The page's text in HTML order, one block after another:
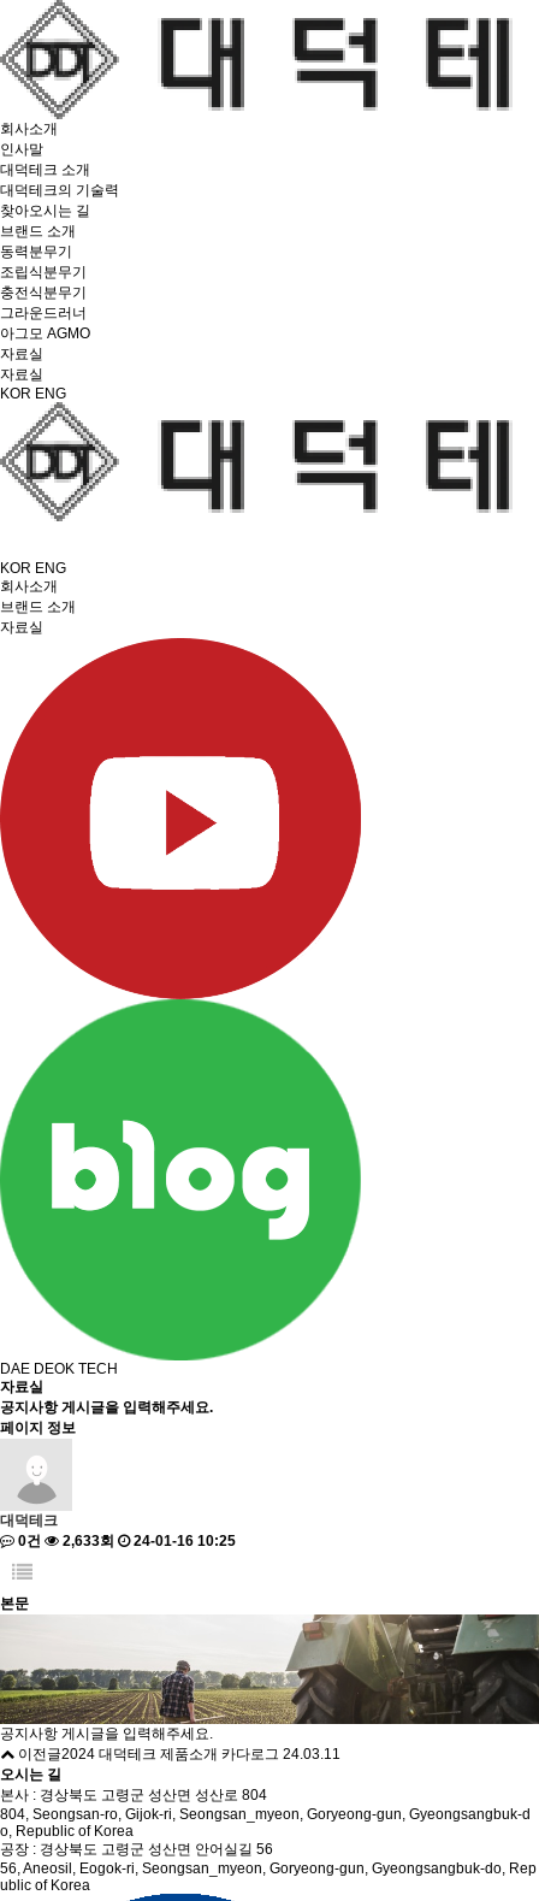
회사소개
인사말
대덕테크 소개
대덕테크의 기술력
찾아오시는 길
브랜드 소개
동력분무기
조립식분무기
충전식분무기
그라운드러너
아그모 AGMO
자료실
자료실
KOR ENG
KOR ENG
회사소개
브랜드 소개
자료실
DAE DEOK TECH
자료실
공지사항 게시글을 입력해주세요.
페이지 정보
대덕테크
0건
2,633회 24-01-16 10:25
본문
공지사항 게시글을 입력해주세요.
이전글2024 대덕테크 제품소개 카다로그 24.03.11
오시는 길
본사 : 경상북도 고령군 성산면 성산로 804
804, Seongsan-ro, Gijok-ri, Seongsan_myeon, Goryeong-gun, Gyeongsangbuk-d
o, Republic of Korea
공장 : 경상북도 고령군 성산면 안어실길 56
56, Aneosil, Eogok-ri, Seongsan_myeon, Goryeong-gun, Gyeongsangbuk-do, Rep
ublic of Korea